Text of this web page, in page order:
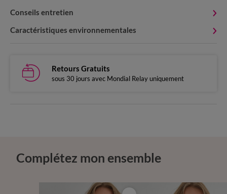
Conseils entretien
Caractéristiques environnementales
Retours Gratuits
sous 30 jours avec Mondial Relay uniquement
Complétez mon ensemble